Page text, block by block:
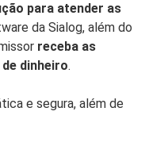
para atender as
da Sialog, além do
receba as
dinheiro.
e segura, além de